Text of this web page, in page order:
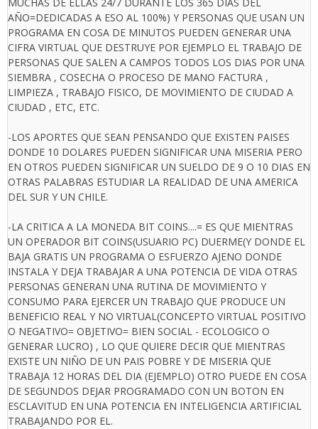
MUCHAS DE ELLAS 24/7 DURANTE LOS 365 DIAS DEL
AÑO=DEDICADAS A ESO AL 100%) Y PERSONAS QUE USAN UN
PROGRAMA EN COSA DE MINUTOS PUEDEN GENERAR UNA
CIFRA VIRTUAL QUE DESTRUYE POR EJEMPLO EL TRABAJO DE
PERSONAS QUE SALEN A CAMPOS TODOS LOS DIAS POR UNA
SIEMBRA , COSECHA O PROCESO DE MANO FACTURA ,
LIMPIEZA , TRABAJO FISICO, DE MOVIMIENTO DE CIUDAD A
CIUDAD , ETC, ETC.
-LOS APORTES QUE SEAN PENSANDO QUE EXISTEN PAISES
DONDE 10 DOLARES PUEDEN SIGNIFICAR UNA MISERIA PERO
EN OTROS PUEDEN SIGNIFICAR UN SUELDO DE 9 O 10 DIAS EN
OTRAS PALABRAS ESTUDIAR LA REALIDAD DE UNA AMERICA
DEL SUR Y UN CHILE.
-LA CRITICA A LA MONEDA BIT COINS....= ES QUE MIENTRAS
UN OPERADOR BIT COINS(USUARIO PC) DUERME(Y DONDE EL
BAJA GRATIS UN PROGRAMA O ESFUERZO AJENO DONDE
INSTALA Y DEJA TRABAJAR A UNA POTENCIA DE VIDA OTRAS
PERSONAS GENERAN UNA RUTINA DE MOVIMIENTO Y
CONSUMO PARA EJERCER UN TRABAJO QUE PRODUCE UN
BENEFICIO REAL Y NO VIRTUAL(CONCEPTO VIRTUAL POSITIVO
O NEGATIVO= OBJETIVO= BIEN SOCIAL - ECOLOGICO O
GENERAR LUCRO) , LO QUE QUIERE DECIR QUE MIENTRAS
EXISTE UN NIÑO DE UN PAIS POBRE Y DE MISERIA QUE
TRABAJA 12 HORAS DEL DIA (EJEMPLO) OTRO PUEDE EN COSA
DE SEGUNDOS DEJAR PROGRAMADO CON UN BOTON EN
ESCLAVITUD EN UNA POTENCIA EN INTELIGENCIA ARTIFICIAL
TRABAJANDO POR EL.